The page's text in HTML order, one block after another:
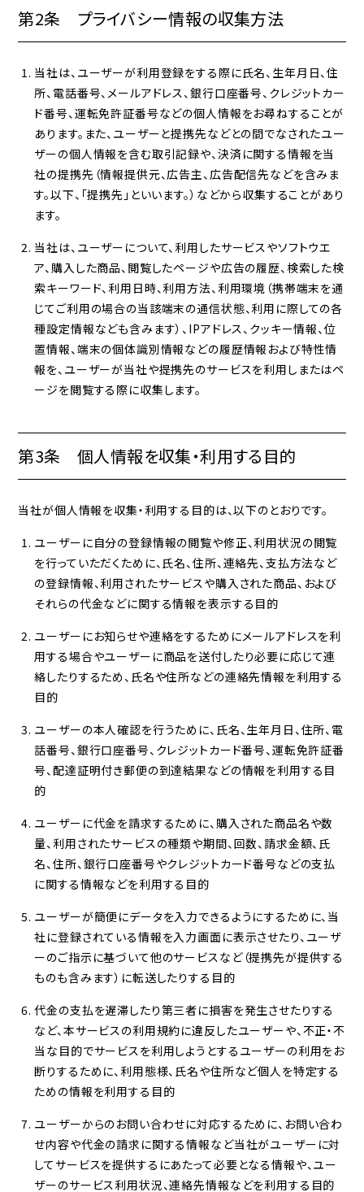
第2条 プライバシー情報の収集方法
当社は、ユーザーが利用登録をする際に氏名、生年月日、住
所、電話番号、メールアドレス、銀行口座番号、クレジットカー
ド番号、運転免許証番号などの個人情報をお尋ねすることが
あります。また、ユーザーと提携先などとの間でなされたユー
ザーの個人情報を含む取引記録や、決済に関する情報を当
社の提携先（情報提供元、広告主、広告配信先などを含みま
す。以下、｢提携先｣といいます。）などから収集することがあり
ます。
当社は、ユーザーについて、利用したサービスやソフトウエ
ア、購入した商品、閲覧したページや広告の履歴、検索した検
索キーワード、利用日時、利用方法、利用環境（携帯端末を通
じてご利用の場合の当該端末の通信状態、利用に際しての各
種設定情報なども含みます）、IPアドレス、クッキー情報、位
置情報、端末の個体識別情報などの履歴情報および特性情
報を、ユーザーが当社や提携先のサービスを利用しまたはペ
ージを閲覧する際に収集します。
第3条 個人情報を収集・利用する目的
当社が個人情報を収集・利用する目的は、以下のとおりです。
ユーザーに自分の登録情報の閲覧や修正、利用状況の閲覧
を行っていただくために、氏名、住所、連絡先、支払方法など
の登録情報、利用されたサービスや購入された商品、および
それらの代金などに関する情報を表示する目的
ユーザーにお知らせや連絡をするためにメールアドレスを利
用する場合やユーザーに商品を送付したり必要に応じて連
絡したりするため、氏名や住所などの連絡先情報を利用する
目的
ユーザーの本人確認を行うために、氏名、生年月日、住所、電
話番号、銀行口座番号、クレジットカード番号、運転免許証番
号、配達証明付き郵便の到達結果などの情報を利用する目
的
ユーザーに代金を請求するために、購入された商品名や数
量、利用されたサービスの種類や期間、回数、請求金額、氏
名、住所、銀行口座番号やクレジットカード番号などの支払
に関する情報などを利用する目的
ユーザーが簡便にデータを入力できるようにするために、当
社に登録されている情報を入力画面に表示させたり、ユーザ
ーのご指示に基づいて他のサービスなど（提携先が提供する
ものも含みます）に転送したりする目的
代金の支払を遅滞したり第三者に損害を発生させたりする
など、本サービスの利用規約に違反したユーザーや、不正・不
当な目的でサービスを利用しようとするユーザーの利用をお
断りするために、利用態様、氏名や住所など個人を特定する
ための情報を利用する目的
ユーザーからのお問い合わせに対応するために、お問い合わ
せ内容や代金の請求に関する情報など当社がユーザーに対
してサービスを提供するにあたって必要となる情報や、ユー
ザーのサービス利用状況、連絡先情報などを利用する目的